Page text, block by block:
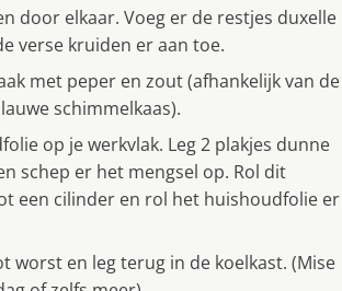
door elkaar. Voeg er de restjes duxelle
verse kruiden er aan toe.
met peper en zout (afhankelijk van de
schimmelkaas).
op je werkvlak. Leg 2 plakjes dunne
schep er het mengsel op. Rol dit
een cilinder en rol het huishoudfolie er
worst en leg terug in de koelkast. (Mise